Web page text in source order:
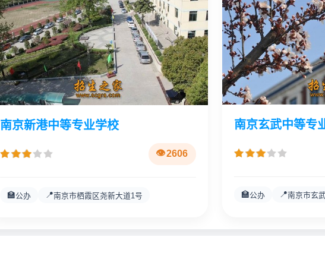
南京新港中等专业学校
2606
🏫公办 📍南京市栖霞区尧新大道1号
南京玄武中等专
🏫公办 📍南京市玄